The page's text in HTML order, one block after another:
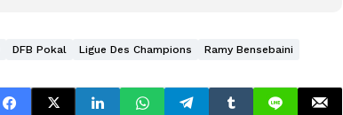
DFB Pokal Ligue Des Champions Ramy Bensebaini